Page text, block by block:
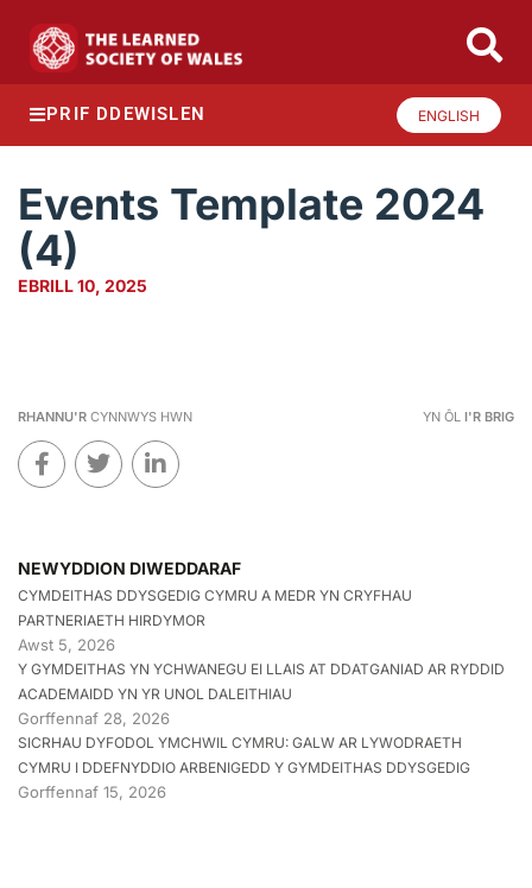
PRIF DDEWISLEN ENGLISH
Events Template 2024
(4)
EBRILL 10, 2025
RHANNU'R CYNNWYS HWN YN ÔL I'R BRIG
NEWYDDION DIWEDDARAF
CYMDEITHAS DDYSGEDIG CYMRU A MEDR YN CRYFHAU
PARTNERIAETH HIRDYMOR
Awst 5, 2026
Y GYMDEITHAS YN YCHWANEGU EI LLAIS AT DDATGANIAD AR RYDDID
ACADEMAIDD YN YR UNOL DALEITHIAU
Gorffennaf 28, 2026
SICRHAU DYFODOL YMCHWIL CYMRU: GALW AR LYWODRAETH
CYMRU I DDEFNYDDIO ARBENIGEDD Y GYMDEITHAS DDYSGEDIG
Gorffennaf 15, 2026